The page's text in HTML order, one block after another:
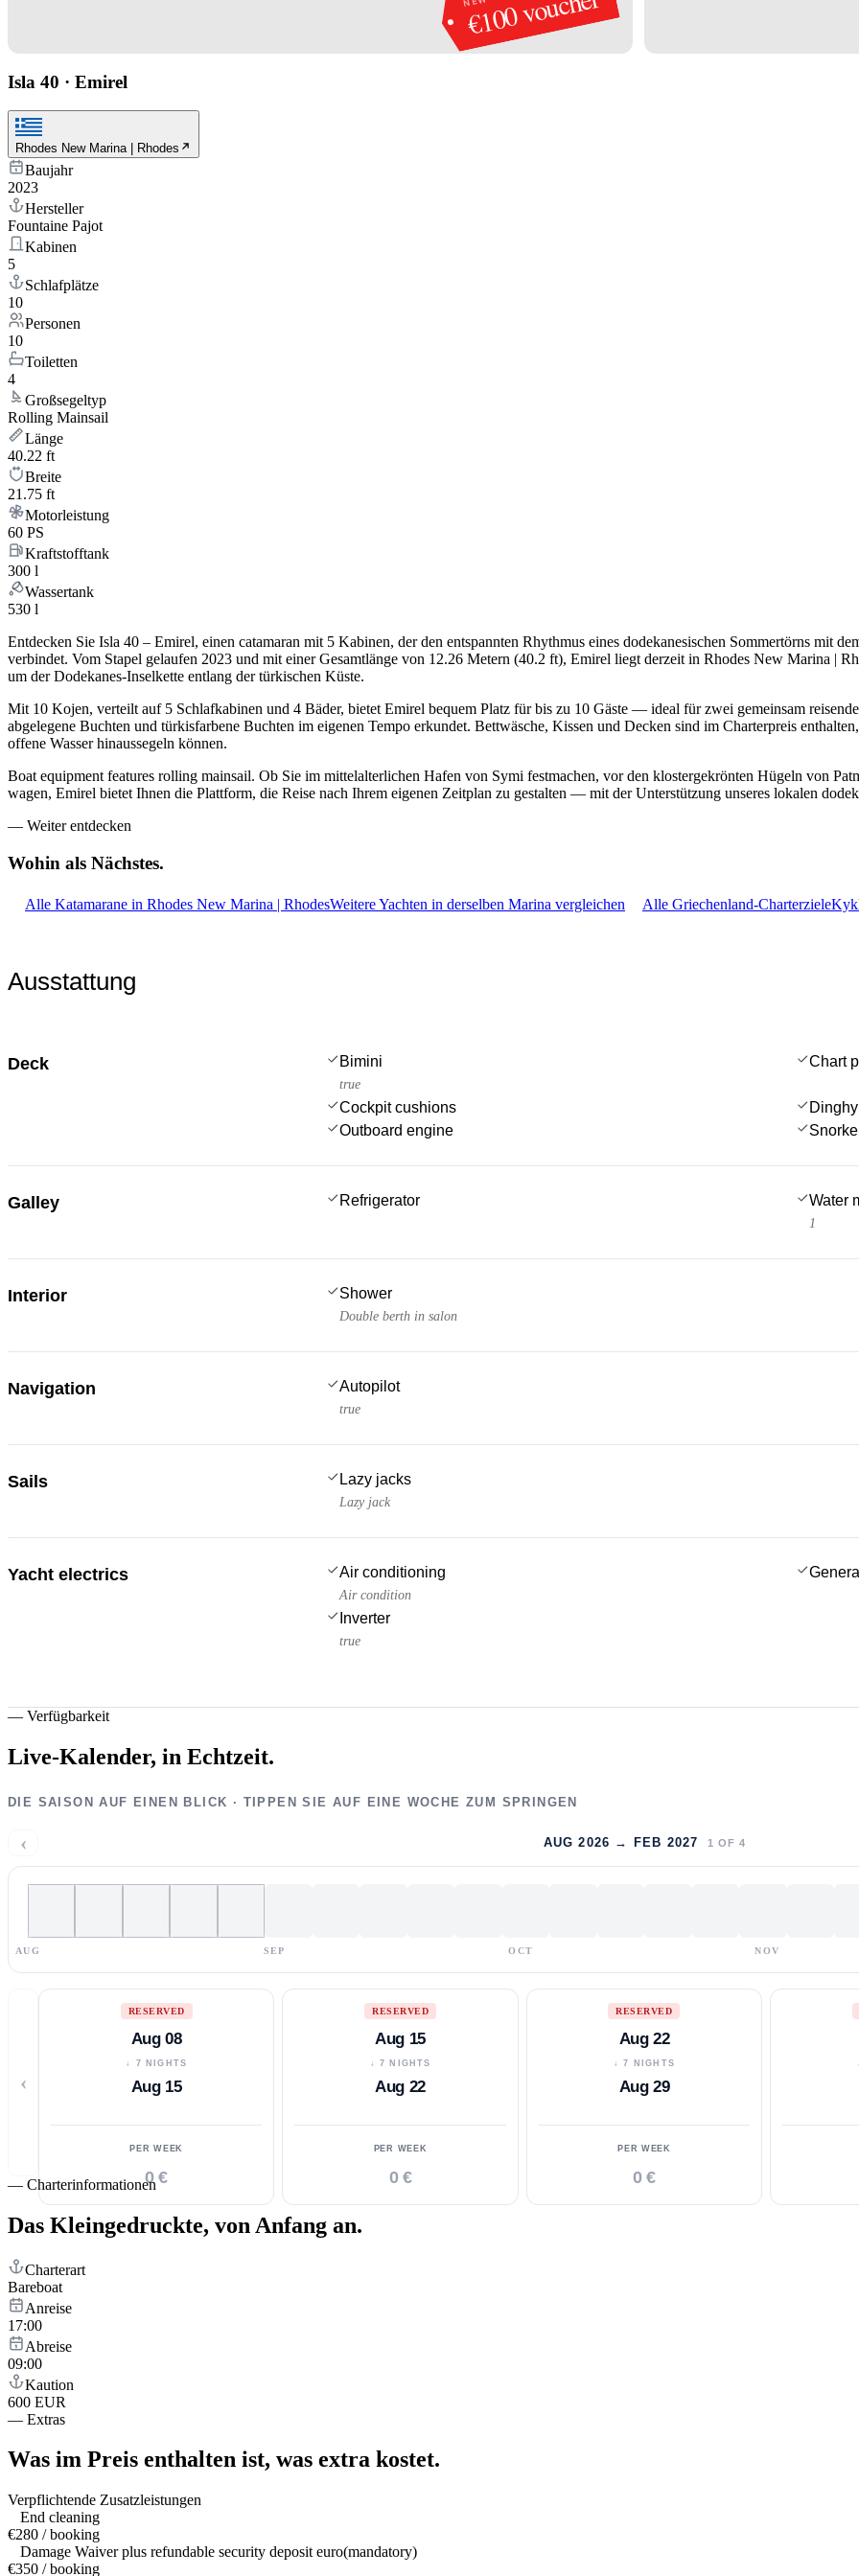
Isla 40 · Emirel
Rhodes New Marina | Rhodes
Baujahr
2023
Hersteller
Fountaine Pajot
Kabinen
5
Schlafplätze
10
Personen
10
Toiletten
4
Großsegeltyp
Rolling Mainsail
Länge
40.22 ft
Breite
21.75 ft
Motorleistung
60 PS
Kraftstofftank
300 l
Wassertank
530 l
Entdecken Sie Isla 40 – Emirel, einen catamaran mit 5 Kabinen, der den entspannten Rhythmus eines dodekanesischen Sommertörns mit
verbindet. Vom Stapel gelaufen 2023 und mit einer Gesamtlänge von 12.26 Metern (40.2 ft), Emirel liegt derzeit in Rhodes New Marina |
um der Dodekanes-Inselkette entlang der türkischen Küste.
Mit 10 Kojen, verteilt auf 5 Schlafkabinen und 4 Bäder, bietet Emirel bequem Platz für bis zu 10 Gäste — ideal für zwei gemeinsam
abgelegene Buchten und türkisfarbene Buchten im eigenen Tempo erkundet. Bettwäsche, Kissen und Decken sind im Charterpreis
offene Wasser hinaussegeln können.
Boat equipment features rolling mainsail. Ob Sie im mittelalterlichen Hafen von Symi festmachen, vor den klostergekrönten Hügeln von
wagen, Emirel bietet Ihnen die Plattform, die Reise nach Ihrem eigenen Zeitplan zu gestalten — mit der Unterstützung unseres lokalen
— Weiter entdecken
Wohin als Nächstes.
Alle Katamarane in Rhodes New Marina | RhodesWeitere Yachten in derselben Marina vergleichen Alle Griechenland-Charterziele
Ausstattung
Deck Bimini
true
Chart
Cockpit cushions
Dinghy
Outboard engine
Galley Refrigerator Water
1
Interior Shower
Double berth in salon
Navigation Autopilot
true
Sails Lazy jacks
Lazy jack
Yacht electrics Air conditioning
Air condition
Inverter
true
— Verfügbarkeit
Live-Kalender, in Echtzeit.
DIE SAISON AUF EINEN BLICK · TIPPEN SIE AUF EINE WOCHE ZUM SPRINGEN
‹ AUG 2026 → FEB 2027 1 OF 4
AUG SEP OCT NOV
‹
RESERVED
Aug 08
↓ 7 NIGHTS
Aug 15
PER WEEK
0 €
RESERVED
Aug 15
↓ 7 NIGHTS
Aug 22
PER WEEK
0 €
RESERVED
Aug 22
↓ 7 NIGHTS
Aug 29
PER WEEK
0 €
— Charterinformationen
Das Kleingedruckte, von Anfang an.
Charterart
Bareboat
Anreise
17:00
Abreise
09:00
Kaution
600 EUR
— Extras
Was im Preis enthalten ist, was extra kostet.
Verpflichtende Zusatzleistungen
End cleaning
€280 / booking
Damage Waiver plus refundable security deposit euro(mandatory)
€350 / booking